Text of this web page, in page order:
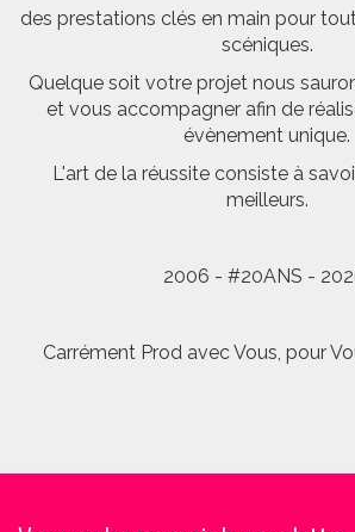
des prestations clés en main pour
scéniques.
Quelque soit votre projet nous
et vous accompagner afin de
évènement unique.
L'art de la réussite consiste à
meilleurs.
2006 - #20ANS -
Carrément Prod avec Vous, pour